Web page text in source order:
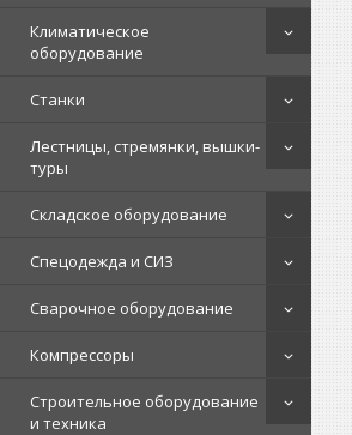
Климатическое
оборудование
Станки
Лестницы, стремянки, вышки-
туры
Складское оборудование
Спецодежда и СИЗ
Сварочное оборудование
Компрессоры
Строительное оборудование
и техника